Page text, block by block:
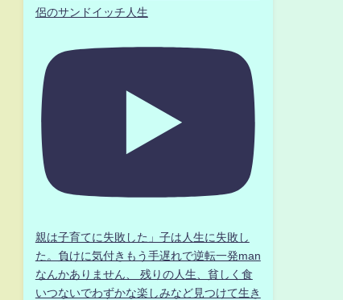
侶のサンドイッチ人生
親は子育てに失敗した」子は人生に失敗し
た。負けに気付きもう手遅れで逆転一発man
なんかありません、 残りの人生、貧しく食
いつないでわずかな楽しみなど見つけて生き